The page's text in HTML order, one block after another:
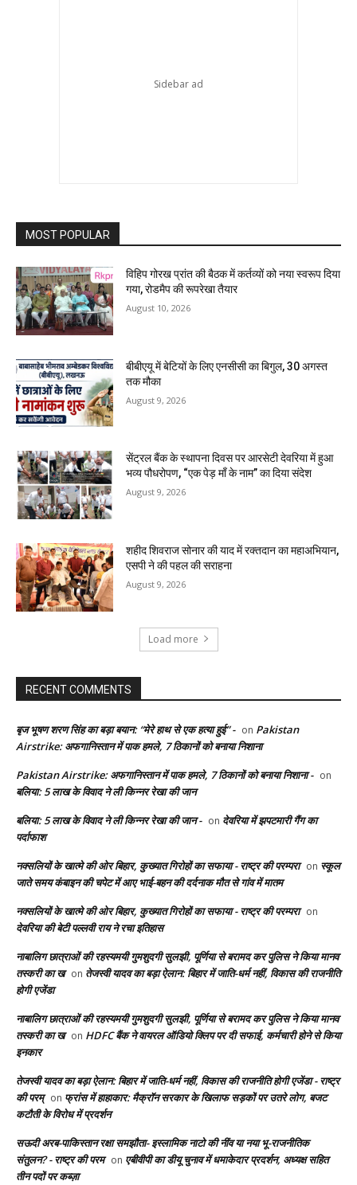
MOST POPULAR
विहिप गोरख प्रांत की बैठक में कर्तव्यों को नया स्वरूप दिया
गया, रोडमैप की रूपरेखा तैयार
August 10, 2026
बीबीएयू में बेटियों के लिए एनसीसी का बिगुल, 30 अगस्त
तक मौका
August 9, 2026
सेंट्रल बैंक के स्थापना दिवस पर आरसेटी देवरिया में हुआ
भव्य पौधरोपण, “एक पेड़ माँ के नाम” का दिया संदेश
August 9, 2026
शहीद शिवराज सोनार की याद में रक्तदान का महाअभियान,
एसपी ने की पहल की सराहना
August 9, 2026
Load more
RECENT COMMENTS
बृज भूषण शरण सिंह का बड़ा बयान: “मेरे हाथ से एक हत्या हुई” - on Pakistan
Airstrike: अफगानिस्तान में पाक हमले, 7 ठिकानों को बनाया निशाना
Pakistan Airstrike: अफगानिस्तान में पाक हमले, 7 ठिकानों को बनाया निशाना - on
बलिया: 5 लाख के विवाद ने ली किन्नर रेखा की जान
बलिया: 5 लाख के विवाद ने ली किन्नर रेखा की जान - on देवरिया में झपटमारी गैंग का
पर्दाफाश
नक्सलियों के खात्मे की ओर बिहार, कुख्यात गिरोहों का सफाया - राष्ट्र की परम्परा on स्कूल
जाते समय कंबाइन की चपेट में आए भाई-बहन की दर्दनाक मौत से गांव में मातम
नक्सलियों के खात्मे की ओर बिहार, कुख्यात गिरोहों का सफाया - राष्ट्र की परम्परा on
देवरिया की बेटी पल्लवी राय ने रचा इतिहास
नाबालिग छात्राओं की रहस्यमयी गुमशुदगी सुलझी, पूर्णिया से बरामद कर पुलिस ने किया मानव
तस्करी का ख on तेजस्वी यादव का बड़ा ऐलान: बिहार में जाति-धर्म नहीं, विकास की राजनीति
होगी एजेंडा
नाबालिग छात्राओं की रहस्यमयी गुमशुदगी सुलझी, पूर्णिया से बरामद कर पुलिस ने किया मानव
तस्करी का ख on HDFC बैंक ने वायरल ऑडियो क्लिप पर दी सफाई, कर्मचारी होने से किया
इनकार
तेजस्वी यादव का बड़ा ऐलान: बिहार में जाति-धर्म नहीं, विकास की राजनीति होगी एजेंडा - राष्ट्र
की परम् on फ्रांस में हाहाकार: मैक्रॉन सरकार के खिलाफ सड़कों पर उतरे लोग, बजट
कटौती के विरोध में प्रदर्शन
सऊदी अरब-पाकिस्तान रक्षा समझौता- इस्लामिक नाटो की नींव या नया भू-राजनीतिक
संतुलन? - राष्ट्र की परम on एबीवीपी का डीयू चुनाव में धमाकेदार प्रदर्शन, अध्यक्ष सहित
तीन पदों पर कब्ज़ा